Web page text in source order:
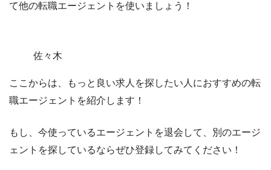
て他の転職エージェントを使いましょう！
佐々木
ここからは、もっと良い求人を探したい人におすすめの転
職エージェントを紹介します！
もし、 今使っているエージェントを退会して、別のエージ
ェントを探しているならぜひ登録してみてください！